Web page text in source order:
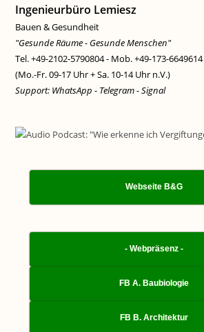
Ingenieurbüro Lemiesz
Bauen & Gesundheit
"Gesunde Räume - Gesunde Menschen"
Tel. +49-2102-5790804 - Mob. +49-173-6649614
(Mo.-Fr. 09-17 Uhr + Sa. 10-14 Uhr n.V.)
Support: WhatsApp - Telegram - Signal
Webseite B&G
- Webpräsenz -
FB A. Baubiologie
FB B. Architektur